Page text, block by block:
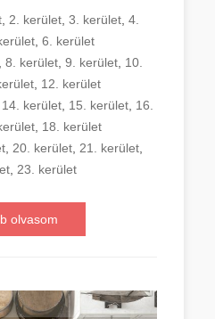
, 2. kerület, 3. kerület, 4.
, 6. kerület
8. kerület, 9. kerület, 10.
12. kerület
14. kerület, 15. kerület, 16.
, 18. kerület
, 20. kerület, 21. kerület,
23. kerület
olvasom